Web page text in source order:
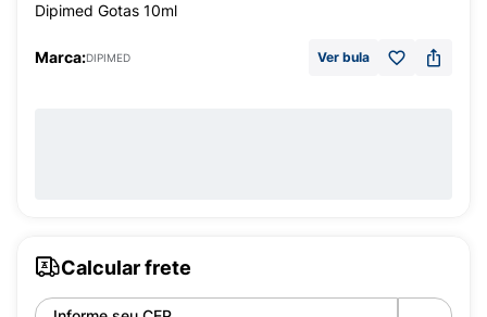
Dipimed Gotas 10ml
Marca:DIPIMED Ver bula
Calcular frete